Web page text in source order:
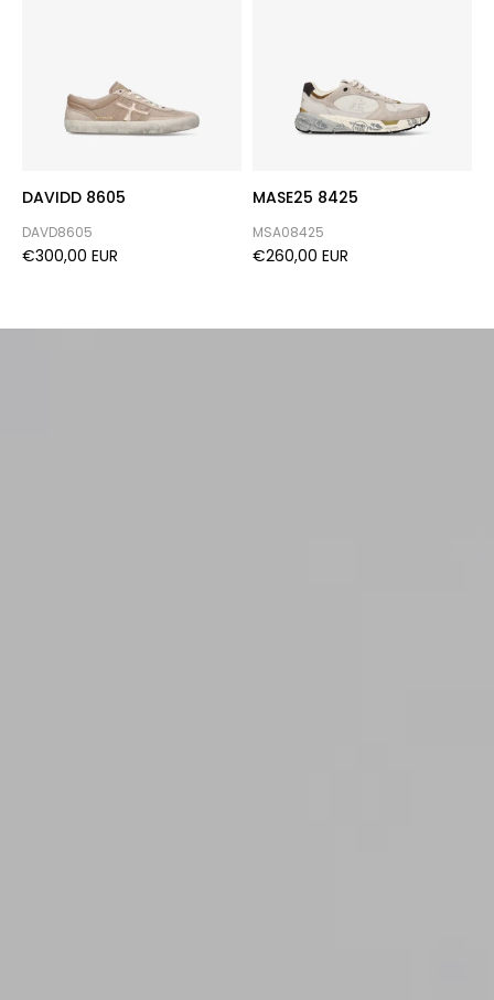
DAVIDD 8605
DAVD8605
€300,00 EUR
MASE25 8425
MSA08425
€260,00 EUR